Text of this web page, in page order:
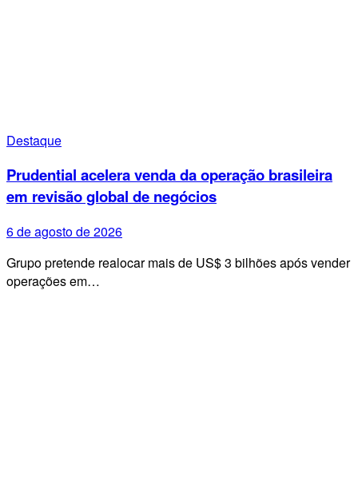
Destaque
Prudential acelera venda da operação brasileira
em revisão global de negócios
6 de agosto de 2026
Grupo pretende realocar mais de US$ 3 bilhões após vender
operações em…